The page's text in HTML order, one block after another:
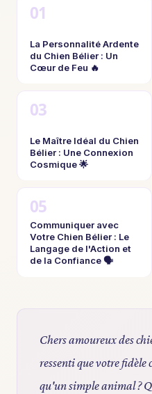
La Personnalité Ardente
du Chien Bélier : Un
Cœur de Feu 🔥
Le Maître Idéal du Chien
Bélier : Une Connexion
Cosmique 🌟
Communiquer avec
Votre Chien Bélier : Le
Langage de l'Action et
de la Confiance 🗣️
Chers amoureux des
ressenti que votre
qu'un simple animal ?